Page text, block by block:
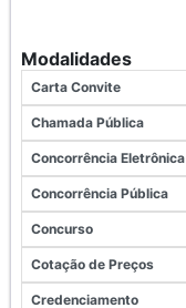
Modalidades
Carta Convite
Chamada Pública
Concorrência Eletrônica
Concorrência Pública
Concurso
Cotação de Preços
Credenciamento